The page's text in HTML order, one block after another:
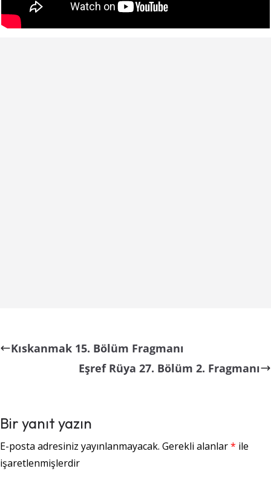
Kıskanmak 15. Bölüm Fragmanı
Eşref Rüya 27. Bölüm 2. Fragmanı
Bir yanıt yazın
E-posta adresiniz yayınlanmayacak. Gerekli alanlar* ile
işaretlenmişlerdir